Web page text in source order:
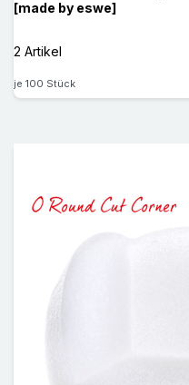
[made by eswe]
2 Artikel
je 100 Stück